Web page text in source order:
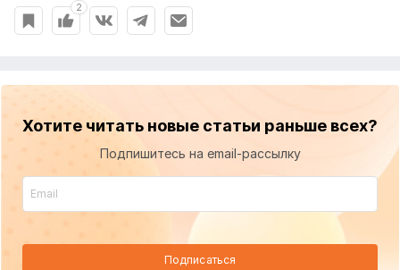
2
Хотите читать новые статьи раньше всех?
Подпишитесь на email-рассылку
Подписаться